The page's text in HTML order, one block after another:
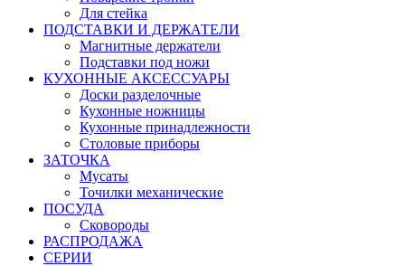
Для стейка
ПОДСТАВКИ И ДЕРЖАТЕЛИ
Магнитные держатели
Подставки под ножи
КУХОННЫЕ АКСЕССУАРЫ
Доски разделочные
Кухонные ножницы
Кухонные принадлежности
Столовые приборы
ЗАТОЧКА
Мусаты
Точилки механические
ПОСУДА
Сковороды
РАСПРОДАЖА
СЕРИИ